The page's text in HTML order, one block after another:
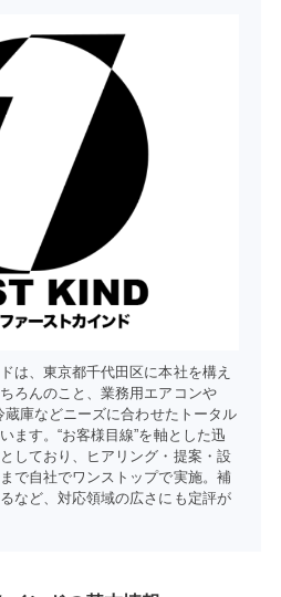
は、東京都千代田区に本社を構え
ろんのこと、業務用エアコンや
庫などニーズに合わせたトータル
ます。“お客様目線”を軸とした迅
しており、ヒアリング・提案・設
で自社でワンストップで実施。補
など、対応領域の広さにも定評が